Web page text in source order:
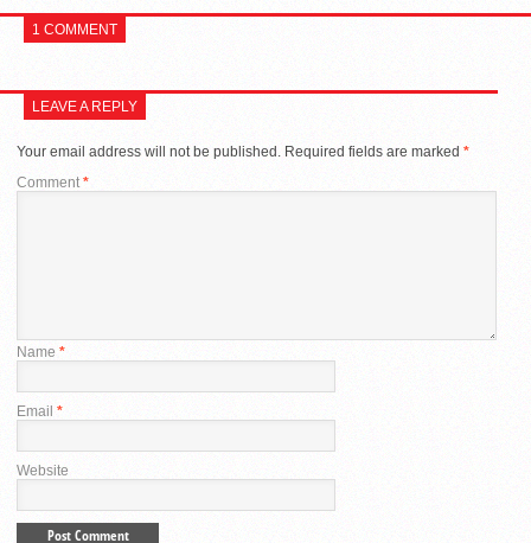
1 COMMENT
LEAVE A REPLY
Your email address will not be published. Required fields are marked *
Comment *
Name *
Email *
Website